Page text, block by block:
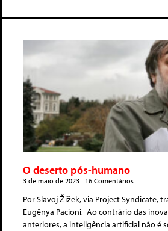
O deserto pós-humano
3 de maio de 2023 16 Comentários
Por Slavoj Žižek, via Project Syndicate,
Eugênya Pacioni, Ao contrário das
anteriores, a inteligência artificial não é